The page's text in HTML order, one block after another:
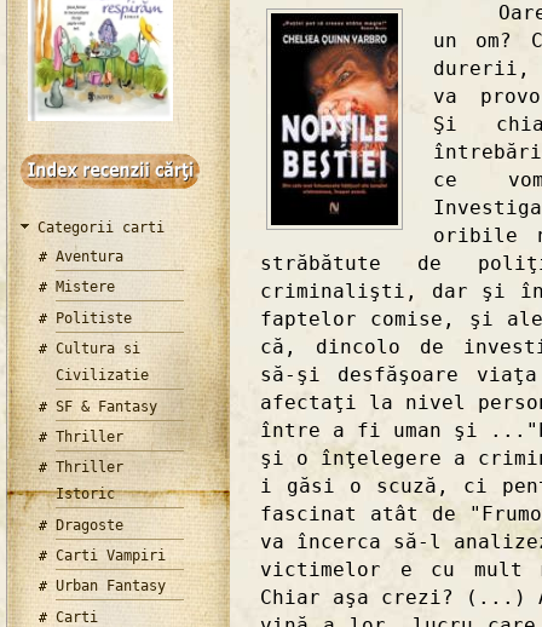
Categorii carti
Aventura
Mistere
Politiste
Cultura si
Civilizatie
SF & Fantasy
Thriller
Thriller
Istoric
Dragoste
Carti Vampiri
Urban Fantasy
Carti
Oare
un om?
durerii,
va
Şi
întrebări
ce
oribile
străbătute de
criminalişti, dar şi
faptelor comise, şi
că, dincolo de
să-şi desfăşoare
afectaţi la nivel
între a fi uman şi
şi o înţelegere a
i găsi o scuză, ci
fascinat atât de
va încerca să-l
victimelor e cu
Chiar aşa crezi? (...)